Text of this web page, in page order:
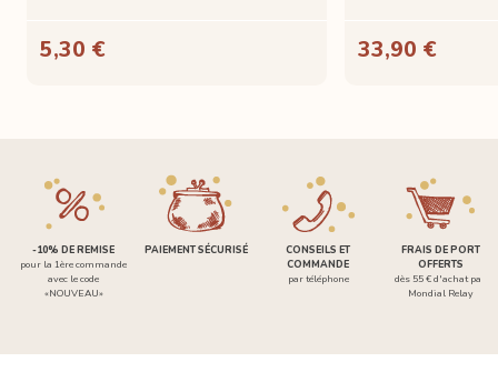
5,30 € 33,90 €
-10% DE REMISE
pour la 1ère commande
avec le code
«NOUVEAU»
PAIEMENT SÉCURISÉ
CONSEILS ET
COMMANDE
par téléphone
FRAIS DE PORT
OFFERTS
dès 55 € d'achat par
Mondial Relay